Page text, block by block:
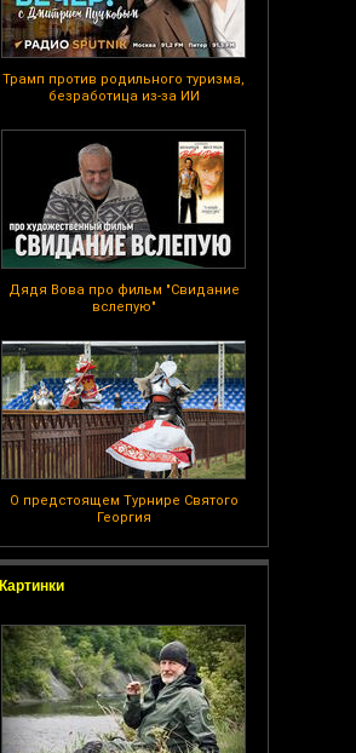
Трамп против родильного туризма,
безработица из-за ИИ
Дядя Вова про фильм "Свидание
вслепую"
О предстоящем Турнире Святого
Георгия
Картинки